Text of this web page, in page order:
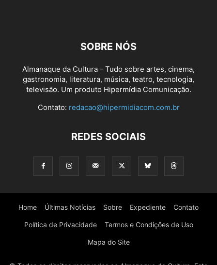
SOBRE NÓS
Almanaque da Cultura - Tudo sobre artes, cinema,
gastronomia, literatura, música, teatro, tecnologia,
televisão. Um produto Hipermídia Comunicação.
Contato: redacao@hipermidiacom.com.br
REDES SOCIAIS
Home Últimas Notícias Sobre Expediente Contato
Política de Privacidade Termos e Condições de Uso
Mapa do Site